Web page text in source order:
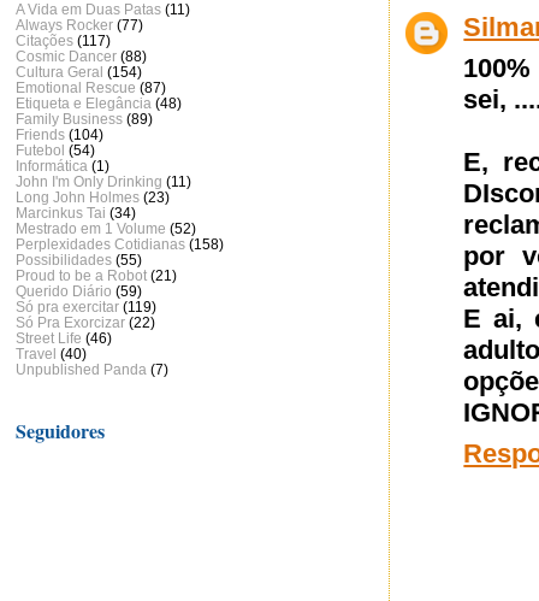
sei,
E,
por
E ai,
A Vida em Duas Patas (11)
Always Rocker (77)
Citações (117)
Cosmic Dancer (88)
Cultura Geral (154)
Emotional Rescue (87)
Etiqueta e Elegância (48)
Family Business (89)
Friends (104)
Futebol (54)
Informática (1)
John I'm Only Drinking (11)
Long John Holmes (23)
Marcinkus Tai (34)
Mestrado em 1 Volume (52)
Perplexidades Cotidianas (158)
Possibilidades (55)
Proud to be a Robot (21)
Querido Diário (59)
Só pra exercitar (119)
Só Pra Exorcizar (22)
Street Life (46)
Travel (40)
Unpublished Panda (7)
Seguidores